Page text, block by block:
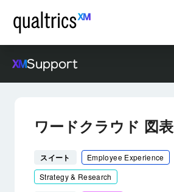
Support
ワードクラウド 図表
スイート
Employee Experience
Strategy & Research